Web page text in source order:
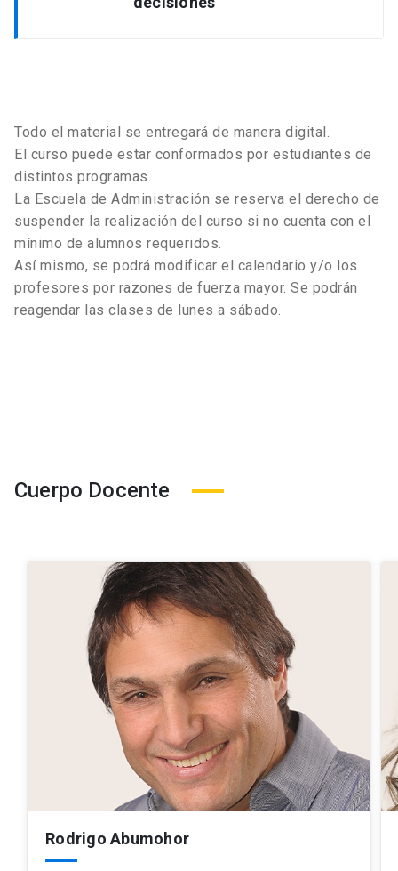
organización, su estrategia, cultura y
resultados.
Modelo de gerenciamiento en base a 4
sistemas LEAN.
Rol del gerente: conectar y priorizar;
asegurar entregables y resultados;
organizar, movilizar y desarrollar
personas y equipos.
Todo el material se entregará de manera digital.
El curso puede estar conformados por estudiantes de
distintos programas.
La Escuela de Administración se reserva el derecho de
suspender la realización del curso si no cuenta con el
mínimo de alumnos requeridos.
Así mismo, se podrá modificar el calendario y/o los
profesores por razones de fuerza mayor. Se podrán
reagendar las clases de lunes a sábado.
Cuerpo Docente
Rodrigo Abumohor